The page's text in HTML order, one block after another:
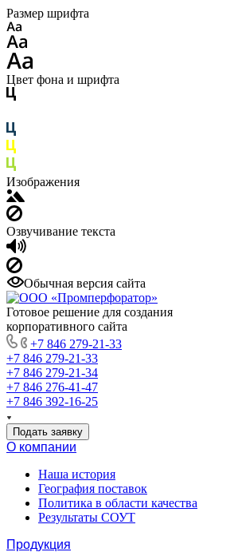
Размер шрифта
Цвет фона и шрифта
Изображения
Озвучивание текста
Обычная версия сайта
Готовое решение для создания
корпоративного сайта
+7 846 279-21-33
+7 846 279-21-33
+7 846 279-21-34
+7 846 276-41-47
+7 846 392-16-25
Подать заявку
О компании
Наша история
География поставок
Политика в области качества
Результаты СОУТ
Продукция